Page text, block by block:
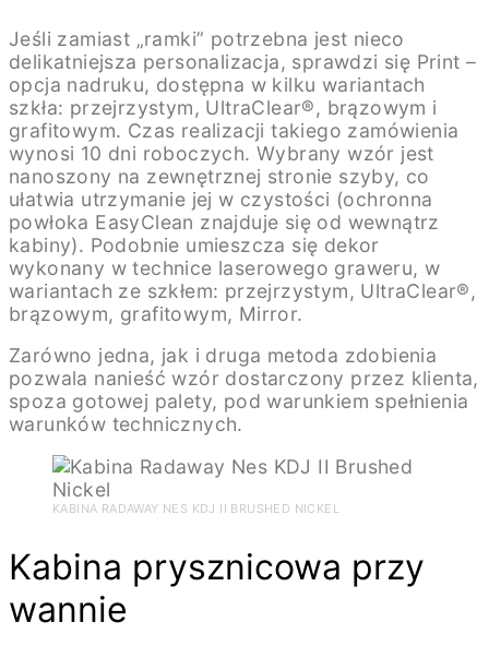
Jeśli zamiast „ramki” potrzebna jest nieco
delikatniejsza personalizacja, sprawdzi się Print –
opcja nadruku, dostępna w kilku wariantach
szkła: przejrzystym, UltraClear®, brązowym i
grafitowym. Czas realizacji takiego zamówienia
wynosi 10 dni roboczych. Wybrany wzór jest
nanoszony na zewnętrznej stronie szyby, co
ułatwia utrzymanie jej w czystości (ochronna
powłoka EasyClean znajduje się od wewnątrz
kabiny). Podobnie umieszcza się dekor
wykonany w technice laserowego graweru, w
wariantach ze szkłem: przejrzystym, UltraClear®,
brązowym, grafitowym, Mirror.
Zarówno jedna, jak i druga metoda zdobienia
pozwala nanieść wzór dostarczony przez klienta,
spoza gotowej palety, pod warunkiem spełnienia
warunków technicznych.
KABINA RADAWAY NES KDJ II BRUSHED NICKEL
Kabina prysznicowa przy
wannie